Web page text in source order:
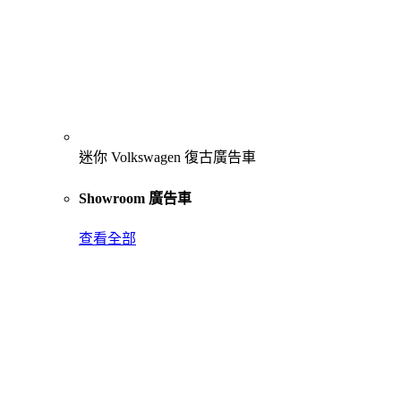
迷你 Volkswagen 復古廣告車
Showroom 廣告車
查看全部